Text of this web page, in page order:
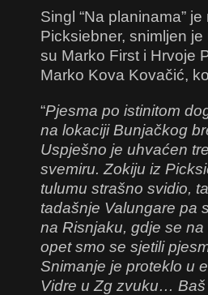
Singl “Na planinama”
Picksiebner, snimljen
su Marko First i Hrvoje
Marko Kova Kovačić,
“Pjesma po istinitom
na lokaciji Bunjačkog
Uspješno je uhvaćen
svemiru. Zokiju iz
tulumu strašno svidio,
tadašnje Valungare pa
na Risnjaku, gdje se
opet smo se sjetili
Snimanje je proteklo u
Vidre u Zg zvuku… Baš